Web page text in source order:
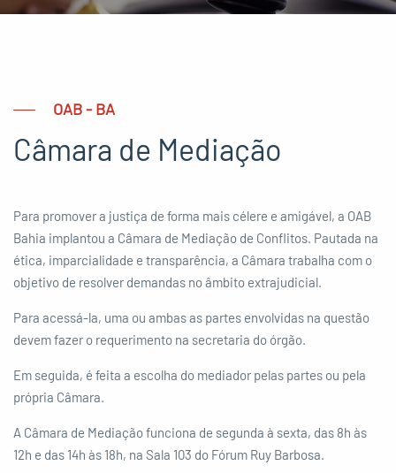
OAB - BA
Câmara de Mediação
Para promover a justiça de forma mais célere e amigável, a OAB
Bahia implantou a Câmara de Mediação de Conflitos. Pautada na
ética, imparcialidade e transparência, a Câmara trabalha com o
objetivo de resolver demandas no âmbito extrajudicial.
Para acessá-la, uma ou ambas as partes envolvidas na questão
devem fazer o requerimento na secretaria do órgão.
Em seguida, é feita a escolha do mediador pelas partes ou pela
própria Câmara.
A Câmara de Mediação funciona de segunda à sexta, das 8h às
12h e das 14h às 18h, na Sala 103 do Fórum Ruy Barbosa.